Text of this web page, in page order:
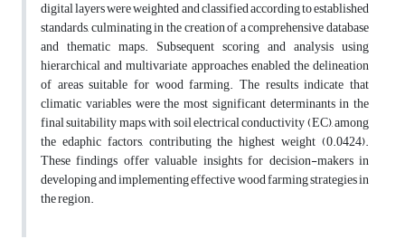
digital layers were weighted and classified according to established
standards, culminating in the creation of a comprehensive database
and thematic maps. Subsequent scoring and analysis using
hierarchical and multivariate approaches enabled the delineation
of areas suitable for wood farming. The results indicate that
climatic variables were the most significant determinants in the
final suitability maps, with soil electrical conductivity (EC), among
the edaphic factors, contributing the highest weight (0.0424).
These findings offer valuable insights for decision-makers in
developing and implementing effective wood farming strategies in
the region.